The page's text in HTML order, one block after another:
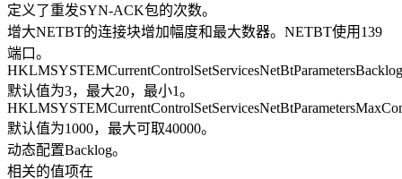
定义了重发SYN-ACK包的次数。
增大NETBT的连接块增加幅度和最大数器。NETBT使用139
端口。
默认值为3，最大20，最小1。
默认值为1000，最大可取40000。
动态配置Backlog。
相关的值项在